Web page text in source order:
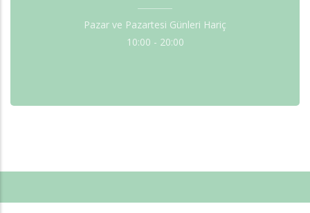
Pazar ve Pazartesi Günleri Hariç
10:00 - 20:00